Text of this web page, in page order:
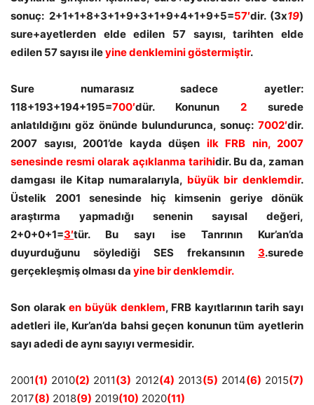
sonuç: 2+1+1+8+3+1+9+3+1+9+4+1+9+5=57′dir. (3x19)
sure+ayetlerden elde edilen 57 sayısı, tarihten elde
edilen 57 sayısı ileyine denklemini göstermiştir.
Sure numarasız sadece ayetler:
118+193+194+195=700′dür. Konunun 2 surede
anlatıldığını göz önünde bulundurunca, sonuç: 7002′dir.
2007 sayısı, 2001’de kayda düşen ilk FRB nin, 2007
senesinde resmi olarak açıklanma tarihidir. Bu da, zaman
damgası ile Kitap numaralarıyla, büyük bir denklemdir.
Üstelik 2001 senesinde hiç kimsenin geriye dönük
araştırma yapmadığı senenin sayısal değeri,
2+0+0+1=3′tür. Bu sayı ise Tanrının Kur’an’da
duyurduğunu söylediği SES frekansının 3.surede
gerçekleşmiş olması da yine bir denklemdir.
Son olaraken büyük denklem, FRB kayıtlarının tarih sayı
adetleri ile, Kur’an’da bahsi geçen konunun tüm ayetlerin
sayı adedi de aynı sayıyı vermesidir.
2001(1) 2010(2) 2011(3) 2012(4) 2013(5) 2014(6) 2015(7)
2017(8) 2018(9) 2019(10) 2020(11)